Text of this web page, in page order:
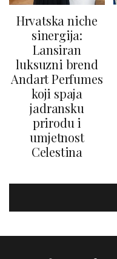
Hrvatska niche
sinergija:
Lansiran
luksuzni brend
Andart Perfumes
koji spaja
jadransku
prirodu i
umjetnost
Celestina